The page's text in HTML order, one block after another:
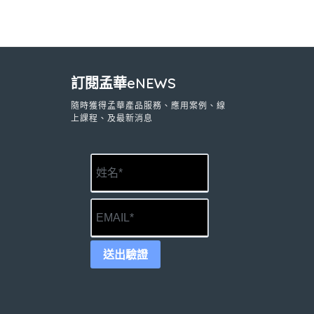
訂閱孟華eNEWS
隨時獲得孟華產品服務、應用案例、線
上課程、及最新消息
送出驗證